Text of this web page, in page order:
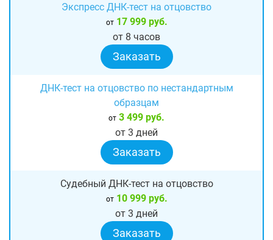
Экспресс ДНК-тест на отцовство
от17 999 руб.
от 8 часов
Заказать
ДНК-тест на отцовство по нестандартным
образцам
от 3 499 руб.
от 3 дней
Заказать
Судебный ДНК-тест на отцовство
от10 999 руб.
от 3 дней
Заказать